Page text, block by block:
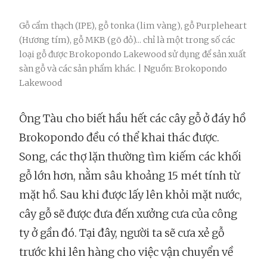
Gỗ cẩm thạch (IPE), gỗ tonka (lim vàng), gỗ Purpleheart
(Hương tím), gỗ MKB (gõ đỏ)... chỉ là một trong số các
loại gỗ được Brokopondo Lakewood sử dụng để sản xuất
sàn gỗ và các sản phẩm khác. | Nguồn: Brokopondo
Lakewood
Ông Tàu cho biết hầu hết các cây gỗ ở đáy hồ
Brokopondo đều có thể khai thác được.
Song, các thợ lặn thường tìm kiếm các khối
gỗ lớn hơn, nằm sâu khoảng 15 mét tính từ
mặt hồ. Sau khi được lấy lên khỏi mặt nước,
cây gỗ sẽ được đưa đến xưởng cưa của công
ty ở gần đó. Tại đây, người ta sẽ cưa xẻ gỗ
trước khi lên hàng cho việc vận chuyển về